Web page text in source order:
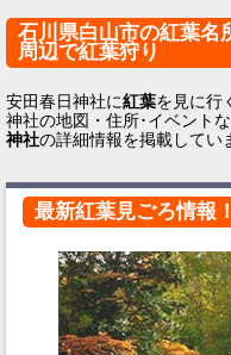
石川県白山市の紅葉名
周辺で紅葉狩り
安田春日神社に紅葉を見に行
神社の地図・住所･イベント
神社の詳細情報を掲載してい
最新紅葉見ごろ情報！